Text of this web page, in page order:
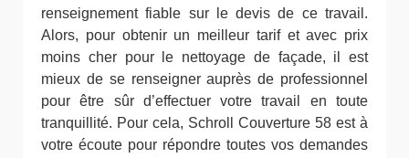
renseignement fiable sur le devis de ce travail.
Alors, pour obtenir un meilleur tarif et avec prix
moins cher pour le nettoyage de façade, il est
mieux de se renseigner auprès de professionnel
pour être sûr d’effectuer votre travail en toute
tranquillité. Pour cela, Schroll Couverture 58 est à
votre écoute pour répondre toutes vos demandes